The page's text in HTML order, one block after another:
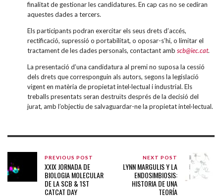
finalitat de gestionar les candidatures. En cap cas no se cediran
aquestes dades a tercers.
Els participants podran exercitar els seus drets d’accés,
rectificació, supressió o portabilitat, o oposar-s’hi, o limitar el
tractament de les dades personals, contactant amb scb@iec.cat.
La presentació d’una candidatura al premi no suposa la cessió
dels drets que corresponguin als autors, segons la legislació
vigent en matèria de propietat intel·lectual i industrial. Els
treballs presentats seran destruïts després de la decisió del
jurat, amb l’objectiu de salvaguardar-ne la propietat intel·lectual.
PREVIOUS POST
XXIX JORNADA DE
BIOLOGIA MOLECULAR
DE LA SCB & 1ST
CATCAT DAY
NEXT POST
LYNN MARGULIS Y LA
ENDOSIMBIOSIS:
HISTORIA DE UNA
TEORÍA